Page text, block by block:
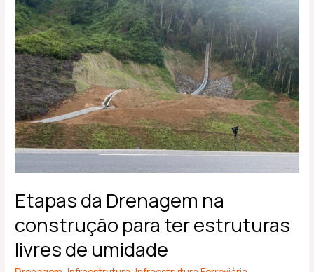
Etapas da Drenagem na
construção para ter estruturas
livres de umidade
para
ter
estruturas
livres
de
umidade